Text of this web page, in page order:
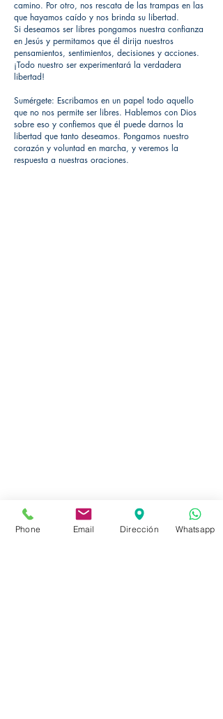
camino. Por otro, nos rescata de las trampas en las
que hayamos caído y nos brinda su libertad.
Si deseamos ser libres pongamos nuestra confianza
en Jesús y permitamos que él dirija nuestros
pensamientos, sentimientos, decisiones y acciones.
¡Todo nuestro ser experimentará la verdadera
libertad!
Sumérgete: Escribamos en un papel todo aquello
que no nos permite ser libres. Hablemos con Dios
sobre eso y confiemos que él puede darnos la
libertad que tanto deseamos. Pongamos nuestro
corazón y voluntad en marcha, y veremos la
respuesta a nuestras oraciones.
Políticas de la Tienda
Políticas de Privacidad
Phone Email Dirección Whatsapp